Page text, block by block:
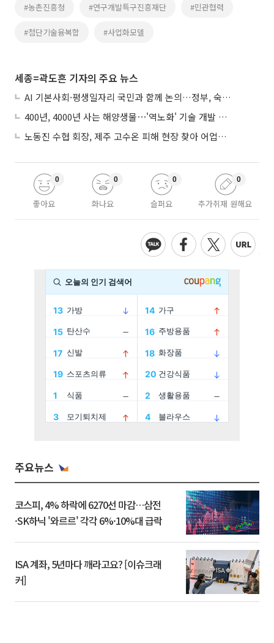
#농촌진흥청 #연구개발특구진흥재단 #민관협력
#첨단기술융복합 #사업화모델
세종=곽도흔 기자의 주요 뉴스
AI 기본사회·평생일자리 국민과 함께 논의…정부, 숙의공론화 착수
400년, 4000년 사는 해양생물⋯'역노화' 기술 개발 추진
노동진 수협 회장, 제주 고수온 피해 현장 찾아 어업인 지원 점검
좋아요
0
화나요
0
슬퍼요
0
추가취재 원해요
0
주요뉴스
코스피, 4% 하락에 6270선 마감…삼전
·SK하닉 '와르르' 각각 6%·10%대 급락
ISA 계좌, 5년마다 깨라고요? [이슈크래
커]